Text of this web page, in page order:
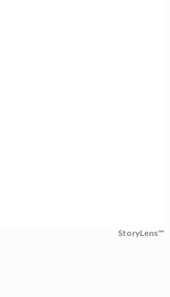
StoryLens™